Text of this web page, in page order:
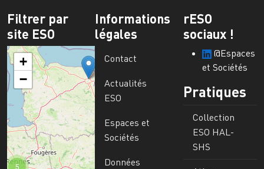
Filtrer par
site ESO
5
+
−
Informations
légales
Contact
Actualités
ESO
Espaces et
Sociétés
Données
rESO
sociaux !
@Espaces
et Sociétés
Pratiques
Collection
ESO HAL-
SHS